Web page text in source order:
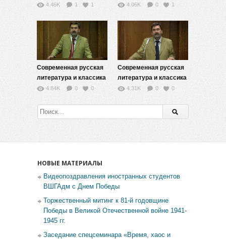
XX века (модернизм,
реализм) — 8
4.46K 1 1
XX века (модернизм,
реализм) — 9
4.06K 0 1
Современная русская
литература и классика
XX века (модернизм,
реализм) — 10
4.84K 0 0
Современная русская
литература и классика
XX века (модернизм,
4.31K 0 0
НОВЫЕ МАТЕРИАЛЫ
Видеопоздравления иностранных студентов
ВШГАдм с Днем Победы
Торжественный митинг к 81-й годовщине
Победы в Великой Отечественной войне 1941-
1945 гг.
Заседание спецсеминара «Время, хаос и